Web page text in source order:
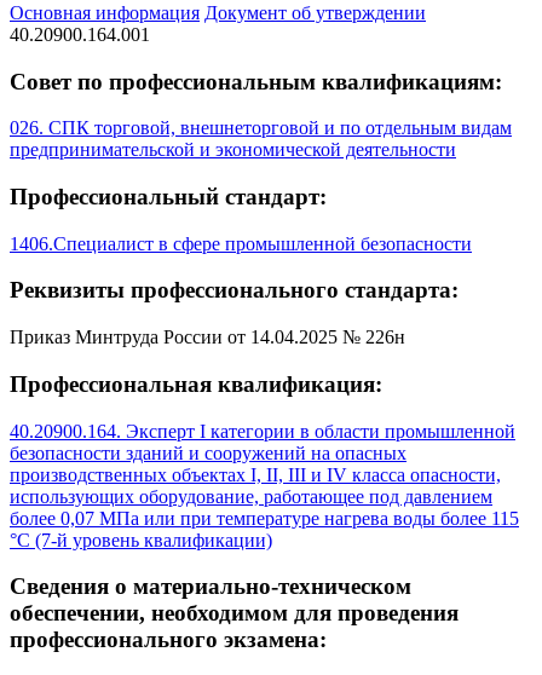
Основная информация Документ об утверждении
40.20900.164.001
Совет по профессиональным квалификациям:
026. СПК торговой, внешнеторговой и по отдельным видам
предпринимательской и экономической деятельности
Профессиональный стандарт:
1406.Специалист в сфере промышленной безопасности
Реквизиты профессионального стандарта:
Приказ Минтруда России от 14.04.2025 № 226н
Профессиональная квалификация:
40.20900.164. Эксперт I категории в области промышленной
безопасности зданий и сооружений на опасных
производственных объектах I, II, III и IV класса опасности,
использующих оборудование, работающее под давлением
более 0,07 МПа или при температуре нагрева воды более 115
°C (7-й уровень квалификации)
Сведения о материально-техническом
обеспечении, необходимом для проведения
профессионального экзамена: